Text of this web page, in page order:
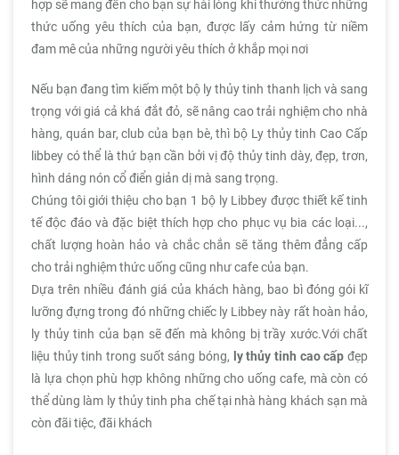
hợp sẽ mang đến cho bạn sự hài lòng khi thưởng thức những
thức uống yêu thích của bạn, được lấy cảm hứng từ niềm
đam mê của những người yêu thích ở khắp mọi nơi
Nếu bạn đang tìm kiếm một bộ ly thủy tinh thanh lịch và sang
trọng với giá cả khá đắt đỏ, sẽ nâng cao trải nghiệm cho nhà
hàng, quán bar, club của bạn bè, thì bộ Ly thủy tinh Cao Cấp
libbey có thể là thứ bạn cần bởi vị độ thủy tinh dày, đẹp, trơn,
hình dáng nón cổ điển giản dị mà sang trọng.
Chúng tôi giới thiệu cho bạn 1 bộ ly Libbey được thiết kế tinh
tế độc đáo và đặc biệt thích hợp cho phục vụ bia các loại...,
chất lượng hoàn hảo và chắc chắn sẽ tăng thêm đẳng cấp
cho trải nghiệm thức uống cũng như cafe của bạn.
Dựa trên nhiều đánh giá của khách hàng, bao bì đóng gói kĩ
lưỡng đựng trong đó những chiếc ly Libbey này rất hoàn hảo,
ly thủy tinh của bạn sẽ đến mà không bị trầy xước.Với chất
liệu thủy tinh trong suốt sáng bóng, ly thủy tinh cao cấp đẹp
là lựa chọn phù hợp không những cho uống cafe, mà còn có
thể dùng làm ly thủy tinh pha chế tại nhà hàng khách sạn mà
còn đãi tiệc, đãi khách